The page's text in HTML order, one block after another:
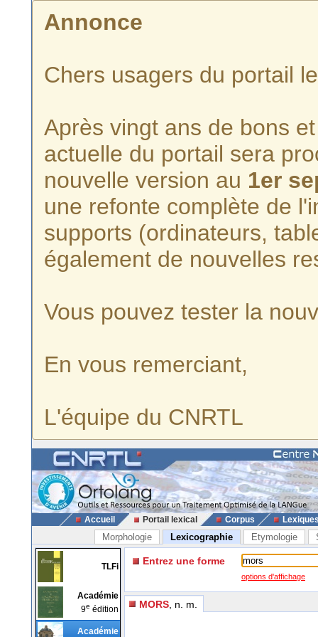
Annonce
Chers usagers du portail
Après vingt ans de bons
actuelle du portail sera
nouvelle version au 1er
une refonte complète de
supports (ordinateurs,
également de nouvelles
Vous pouvez tester la
En vous remerciant,
L'équipe du CNRTL
Accueil Portail lexical Corpus
Morphologie Lexicographie Etymologie
TLFi
Académie
9e édition
Académie
Entrez une forme
options d'affichage
MORS , n. m.